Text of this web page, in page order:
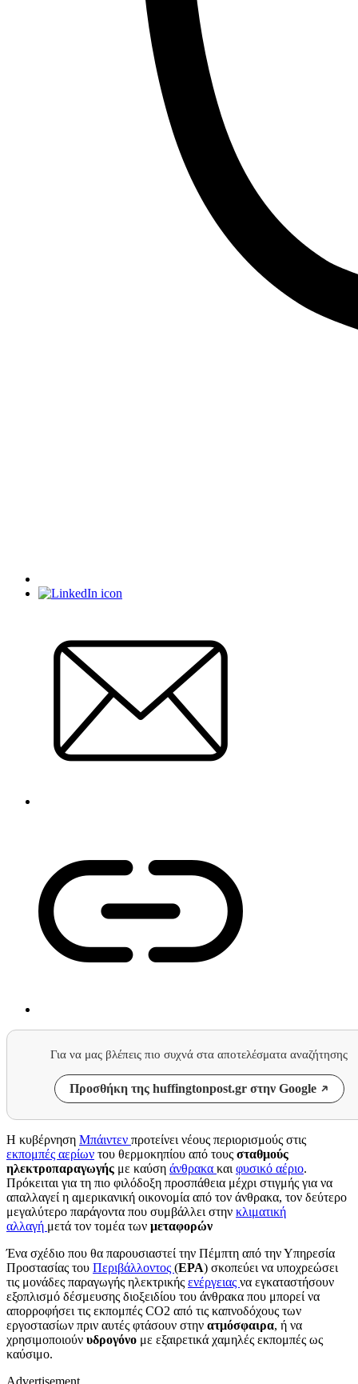
Για να μας βλέπεις πιο συχνά στα αποτελέσματα αναζήτησης
Προσθήκη της huffingtonpost.gr στην Google
Η κυβέρνηση Μπάιντεν προτείνει νέους περιορισμούς στις
εκπομπές αερίων του θερμοκηπίου από τους σταθμούς
ηλεκτροπαραγωγής με καύση άνθρακα και φυσικό αέριο.
Πρόκειται για τη πιο φιλόδοξη προσπάθεια μέχρι στιγμής για να
απαλλαγεί η αμερικανική οικονομία από τον άνθρακα, τον δεύτερο
μεγαλύτερο παράγοντα που συμβάλλει στην κλιματική
αλλαγή μετά τον τομέα των μεταφορών
Ένα σχέδιο που θα παρουσιαστεί την Πέμπτη από την Υπηρεσία
Προστασίας του Περιβάλλοντος (ΕPA) σκοπεύει να υποχρεώσει
τις μονάδες παραγωγής ηλεκτρικής ενέργειας να εγκαταστήσουν
εξοπλισμό δέσμευσης διοξειδίου του άνθρακα που μπορεί να
απορροφήσει τις εκπομπές CO2 από τις καπνοδόχους των
εργοστασίων πριν αυτές φτάσουν στην ατμόσφαιρα, ή να
χρησιμοποιούν υδρογόνο με εξαιρετικά χαμηλές εκπομπές ως
καύσιμο.
Advertisement